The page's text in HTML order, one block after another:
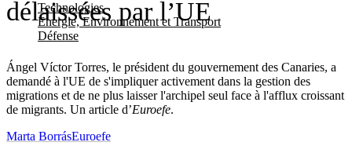
Technologies
Energie, Environnement et Transport
Défense
délaissées par l’UE
Ángel Víctor Torres, le président du gouvernement des Canaries, a
demandé à l'UE de s'impliquer activement dans la gestion des
migrations et de ne plus laisser l'archipel seul face à l'afflux croissant
de migrants. Un article d’Euroefe.
Marta BorrásEuroefe